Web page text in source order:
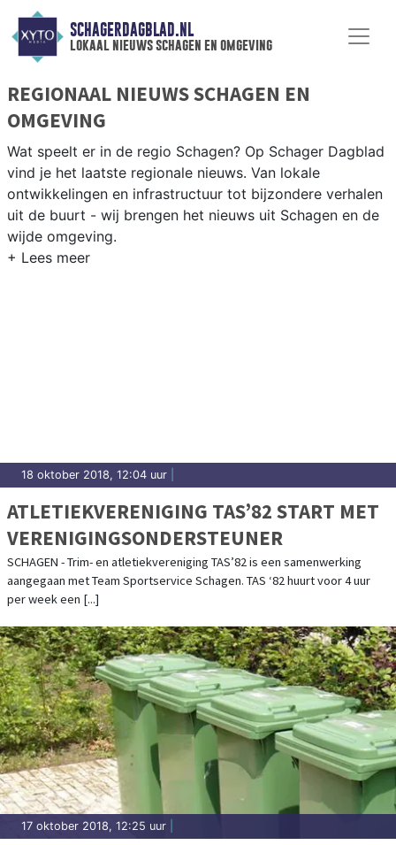
SCHAGERDAGBLAD.NL
lokaal nieuws schagen en omgeving
REGIONAAL NIEUWS SCHAGEN EN
OMGEVING
Wat speelt er in de regio Schagen? Op Schager Dagblad
vind je het laatste regionale nieuws. Van lokale
ontwikkelingen en infrastructuur tot bijzondere verhalen
uit de buurt - wij brengen het nieuws uit Schagen en de
wijde omgeving.
18 oktober 2018, 12:04 uur
ATLETIEKVERENIGING TAS’82 START MET
VERENIGINGSONDERSTEUNER
SCHAGEN - Trim- en atletiekvereniging TAS’82 is een samenwerking
aangegaan met Team Sportservice Schagen. TAS ‘82 huurt voor 4 uur
per week een [...]
17 oktober 2018, 12:25 uur